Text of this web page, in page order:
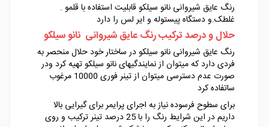
رنگ عایق شیروانی نانو سیلکو قابلیت استفاده با قلمو .
غلطک.و دستگاه پیستوله و ایر لس را دارد
حلال و درصد ترکیب رنگ عایق شیروانی نانو سیلکو
رنگ عایق شیروانی نانو سیلکو در ساختار خود حلال منحصر به
فردی دارد که میتوان از نمایندگیهای نانو سیلکو تهیه کرد ودر
صورت عدم دسترسی میتوان از تینر فوری 10000 مرغوب
ساتفاده کرد
برای سطوح فرسوده نیاز به اجرای پرایمر برای گیرایی بالا
داریم در این شرایط رنگ را با 25 درصد تینر ترکیب و روی